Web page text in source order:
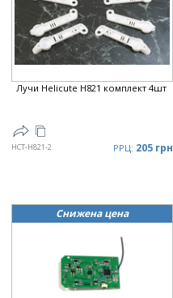
Лучи Helicute H821 комплект 4шт
HCT-H821-2 РРЦ: 205 грн
Снижена цена